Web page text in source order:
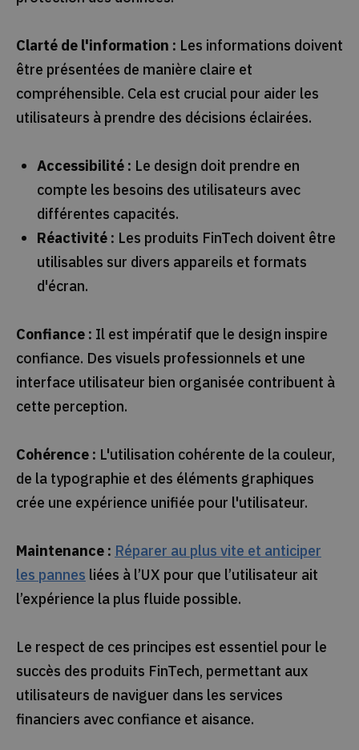
Clarté de l'information : Les informations doivent
être présentées de manière claire et
compréhensible. Cela est crucial pour aider les
utilisateurs à prendre des décisions éclairées.
Accessibilité : Le design doit prendre en
compte les besoins des utilisateurs avec
différentes capacités.
Réactivité : Les produits FinTech doivent être
utilisables sur divers appareils et formats
d'écran.
Confiance : Il est impératif que le design inspire
confiance. Des visuels professionnels et une
interface utilisateur bien organisée contribuent à
cette perception.
Cohérence : L'utilisation cohérente de la couleur,
de la typographie et des éléments graphiques
crée une expérience unifiée pour l'utilisateur.
Maintenance : Réparer au plus vite et anticiper
les pannes liées à l’UX pour que l’utilisateur ait
l’expérience la plus fluide possible.
Le respect de ces principes est essentiel pour le
succès des produits FinTech, permettant aux
utilisateurs de naviguer dans les services
financiers avec confiance et aisance.